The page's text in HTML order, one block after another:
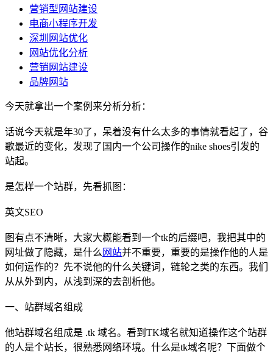
营销型网站建设
电商小程序开发
深圳网站优化
网站优化分析
营销网站建设
品牌网站
今天就拿出一个案例来分析分析：
话说今天就是年30了，呆着没有什么太多的事情就看起了，谷
歌最近的变化，发现了国内一个公司操作的nike shoes引发的
站起。
是怎样一个站群，先看抓图：
英文SEO
图有点不清晰，大家大概能看到一个tk的后缀吧，我把其中的
网址做了隐藏，是什么 网站并不重要，重要的是操作他的人是
如何运作的？先不说他的什么关键词，链轮之类的东西。我们
从从外到内，从浅到深的去剖析他。
一、站群域名组成
他站群域名组成是 .tk 域名。看到TK域名就知道操作这个站群
的人是个站长，很熟悉网络环境。什么是tk域名呢？下面做个